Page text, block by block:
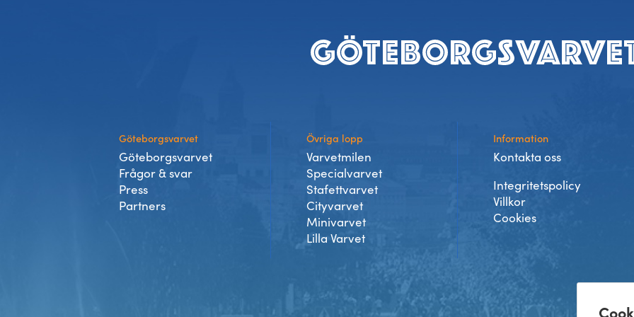
Göteborgsvarvet
Göteborgsvarvet
Frågor & svar
Press
Partners
Övriga lopp
Varvetmilen
Specialvarvet
Stafettvarvet
Cityvarvet
Minivarvet
Lilla Varvet
Information
Kontakta oss
Integritetspolicy
Villkor
Cookies